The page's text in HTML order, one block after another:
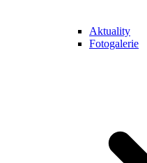
Aktuality
Fotogalerie